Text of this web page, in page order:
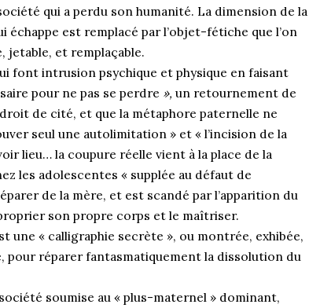
qui a perdu son humanité. La dimension de la
est remplacé par l’objet-fétiche que l’on
jetable, et remplaçable.
font intrusion psychique et physique en faisant
pour ne pas se perdre », un retournement de
de cité, et que la métaphore paternelle ne
seul une autolimitation » et « l’incision de la
lieu… la coupure réelle vient à la place de la
les adolescentes « supplée au défaut de
de la mère, et est scandé par l’apparition du
son propre corps et le maîtriser.
une « calligraphie secrète », ou montrée, exhibée,
pour réparer fantasmatiquement la dissolution du
soumise au « plus-maternel » dominant,